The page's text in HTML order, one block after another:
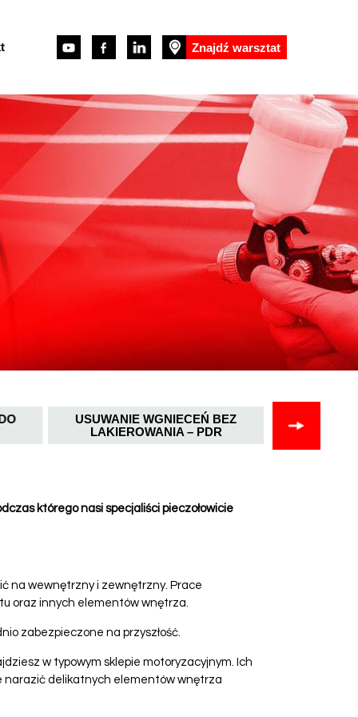
Znajdź warsztat
USUWANIE WGNIECEŃ BEZ
LAKIEROWANIA – PDR
którego nasi specjaliści pieczołowicie
na wewnętrzny i zewnętrzny. Prace
oraz innych elementów wnętrza.
zabezpieczone na przyszłość.
w typowym sklepie motoryzacyjnym. Ich
narazić delikatnych elementów wnętrza